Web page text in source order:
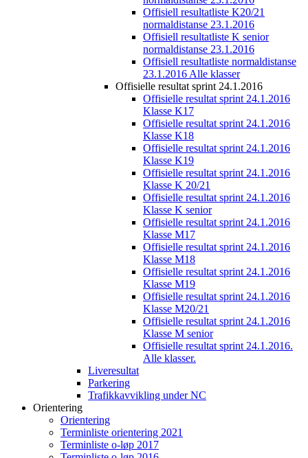
Offisiell resultatliste K20/21
normaldistanse 23.1.2016
Offisiell resultatliste K senior
normaldistanse 23.1.2016
Offisiell resultatliste normaldistanse
23.1.2016 Alle klasser
Offisielle resultat sprint 24.1.2016
Offisielle resultat sprint 24.1.2016
Klasse K17
Offisielle resultat sprint 24.1.2016
Klasse K18
Offisielle resultat sprint 24.1.2016
Klasse K19
Offisielle resultat sprint 24.1.2016
Klasse K 20/21
Offisielle resultat sprint 24.1.2016
Klasse K senior
Offisielle resultat sprint 24.1.2016
Klasse M17
Offisielle resultat sprint 24.1.2016
Klasse M18
Offisielle resultat sprint 24.1.2016
Klasse M19
Offisielle resultat sprint 24.1.2016
Klasse M20/21
Offisielle resultat sprint 24.1.2016
Klasse M senior
Offisielle resultat sprint 24.1.2016.
Alle klasser.
Liveresultat
Parkering
Trafikkavvikling under NC
Orientering
Orientering
Terminliste orientering 2021
Terminliste o-løp 2017